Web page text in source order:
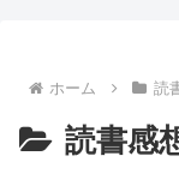
ホーム 読
読書感